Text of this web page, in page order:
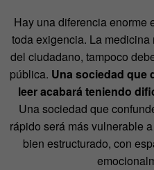
Hay una diferencia enorme
toda exigencia. La medicina
del ciudadano, tampoco
pública. Una sociedad que
leer acabará teniendo
Una sociedad que
rápido será más vulnerable
bien estructurado, con